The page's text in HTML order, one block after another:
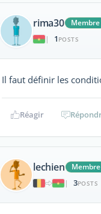
rima30
Membre
|
1 POSTS
Il faut définir les
Réagir
lechien
Membre
|
3POSTS